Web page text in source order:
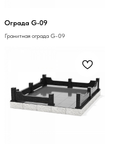
Ограда G-09
Гранитная ограда G-09